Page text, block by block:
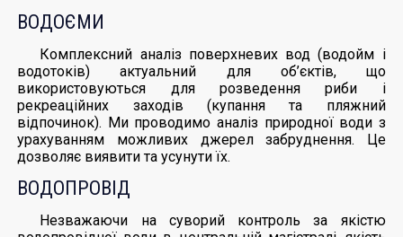
ВОДОЄМИ
Комплексний аналіз поверхневих вод (водойм і
водотоків) актуальний для об’єктів, що
використовуються для розведення риби і
рекреаційних заходів (купання та пляжний
відпочинок). Ми проводимо аналіз природної води з
урахуванням можливих джерел забруднення. Це
дозволяє виявити та усунути їх.
ВОДОПРОВІД
Незважаючи на суворий контроль за якістю